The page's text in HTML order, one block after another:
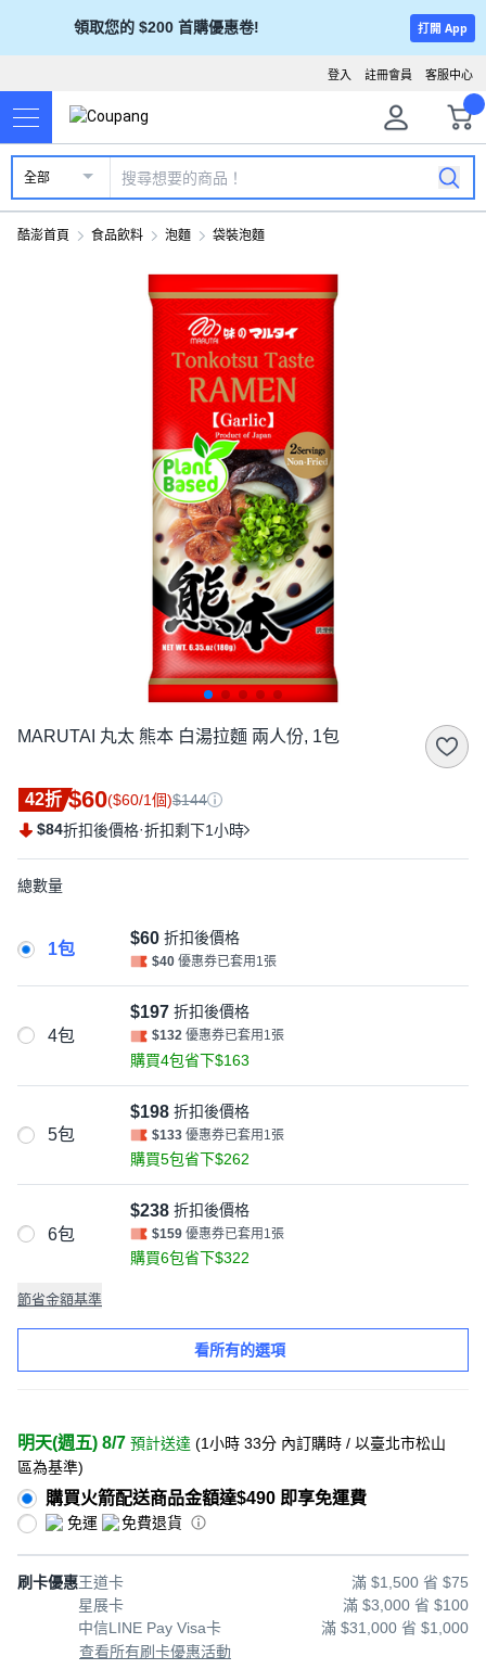
領取您的 $200 首購優惠卷! 打開 App
客服中心
註冊會員
登入
全部
酷澎首頁 食品飲料 泡麵 袋裝泡麵
MARUTAI 丸太 熊本 白湯拉麵 兩人份, 1包
42折 $60($60/1個)$144
$84折扣後價格·折扣剩下1小時
總數量
1包
$60 折扣後價格
$40 優惠券已套用1張
4包
$197 折扣後價格
$132 優惠券已套用1張
購買4包省下$163
5包
$198 折扣後價格
$133 優惠券已套用1張
購買5包省下$262
6包
$238 折扣後價格
$159 優惠券已套用1張
購買6包省下$322
節省金額基準
看所有的選項
明天(週五) 8/7 預計送達 (1小時 33分 內訂購時 / 以臺北市松山
區為基準)
購買火箭配送商品金額達$490 即享免運費
免運 免費退貨
刷卡優惠王道卡
滿 $1,500 省 $75
星展卡
滿 $3,000 省 $100
中信LINE Pay Visa卡
滿 $31,000 省 $1,000
查看所有刷卡優惠活動